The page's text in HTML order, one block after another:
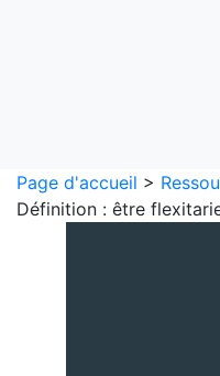
Page d'accueil >
Définition : être